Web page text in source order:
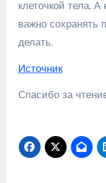
клеточкой тела.
важно сохранять
делать.
Источник
Спасибо за